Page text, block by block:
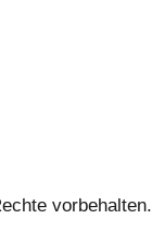
vorbehalten.